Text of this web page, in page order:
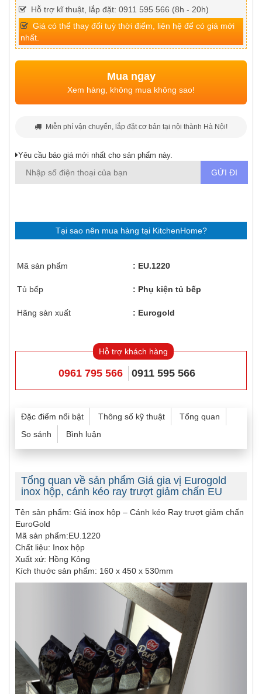
Hỗ trợ kĩ thuật, lắp đặt: 0911 595 566 (8h - 20h)
Giá có thể thay đổi tuỳ thời điểm, liên hệ để có giá mới
nhất.
Mua ngay
Xem hàng, không mua không sao!
Miễn phí vận chuyển, lắp đặt cơ bản tại nội thành Hà Nội!
Yêu cầu báo giá mới nhất cho sản phẩm này.
Tại sao nên mua hàng tại KitchenHome?
Mã sản phẩm EU.1220
Tủ bếp Phụ kiện tủ bếp
Hãng sản xuất Eurogold
Hỗ trợ khách hàng
0961 795 566 0911 595 566
Đặc điểm nổi bật Thông số kỹ thuật
Tổng quan
So sánh
Bình luận
Tổng quan về sản phẩm Giá gia vị Eurogold
inox hộp, cánh kéo ray trượt giảm chấn EU
Tên sản phẩm: Giá inox hộp – Cánh kéo Ray trượt giảm chấn
EuroGold
Mã sản phẩm:EU.1220
Chất liệu: Inox hộp
Xuất xứ: Hồng Kông
Kích thước sản phẩm: 160 x 450 x 530mm